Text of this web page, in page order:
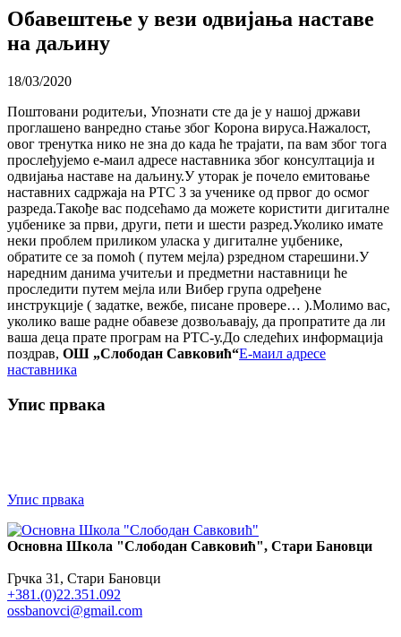
Обавештење у вези одвијања наставе
на даљину
18/03/2020
Поштовани родитељи, Упознати сте да је у нашој држави
проглашено ванредно стање због Корона вируса.Нажалост,
овог тренутка нико не зна до када ће трајати, па вам због тога
прослеђујемо е-маил адресе наставника због консултација и
одвијања наставе на даљину.У уторак је почело емитовање
наставних садржаја на РТС 3 за ученике од првог до осмог
разреда.Такође вас подсећамо да можете користити дигиталне
уџбенике за први, други, пети и шести разред.Уколико имате
неки проблем приликом уласка у дигиталне уџбенике,
обратите се за помоћ ( путем мејла) рзредном старешини.У
наредним данима учитељи и предметни наставници ће
проследити путем мејла или Вибер група одређене
инструкције ( задатке, вежбе, писане провере… ).Молимо вас,
уколико ваше радне обавезе дозвољавају, да пропратите да ли
ваша деца прате програм на РТС-у.До следећих информација
поздрав, ОШ „Слободан Савковић“Е-маил адресе
наставника
Упис првака
Упис првака
Основна Школа "Слободан Савковић", Стари Бановци
Грчка 31, Стари Бановци
+381.(0)22.351.092
ossbanovci@gmail.com